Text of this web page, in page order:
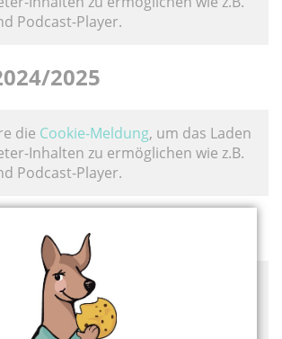
Podcast-Player.
2025
die Cookie-Meldung, um das Laden
Inhalten zu ermöglichen wie z.B.
Podcast-Player.
2024
Cookie-Meldung
Inhalten zu ermöglichen wie z.B.
Podcast-Player.